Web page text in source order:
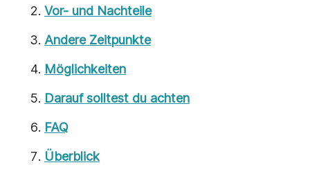
Vor- und Nachteile
Andere Zeitpunkte
Möglichkeiten
Darauf solltest du achten
FAQ
Überblick